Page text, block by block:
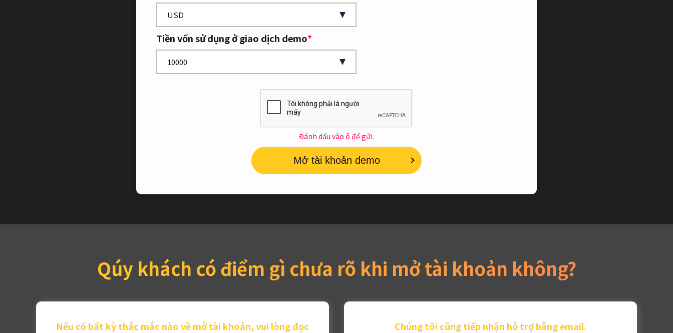
Tiền vốn sử dụng ở giao dịch demo*
Đánh dấu vào ô để gửi.
Mở tài khoản demo
Qúy khách cóđiểm gì chưa rõ khi mở tài khoản không?
Nếu có bất kỳ thắc mắc nào về mở tài khoản, vui lòng đọc
Chúng tôi cũng tiếp nhận hỗ trợ bằng email.